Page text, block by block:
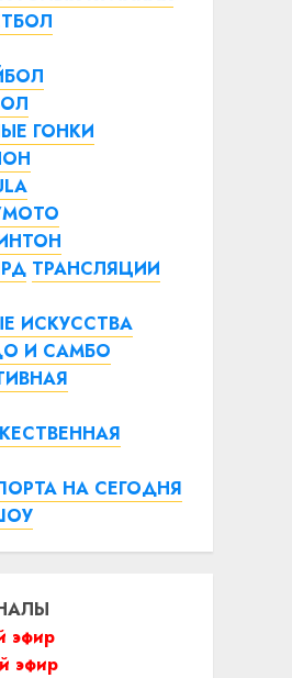
ГОНКИ
МОТО
ТРАНСЛЯЦИИ
ИСКУССТВА
И САМБО
НА СЕГОДНЯ
эфир
эфир